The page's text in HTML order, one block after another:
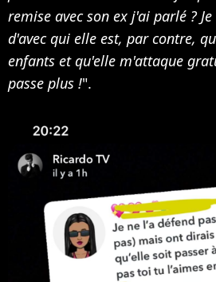
remise avec son ex j'ai parlé ?
d'avec qui elle est, par contre,
enfants et qu'elle m'attaque
passe plus !".